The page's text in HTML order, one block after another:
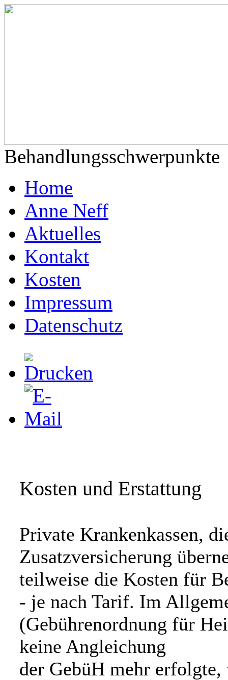
Behandlungsschwerpunkte
Home
Anne Neff
Aktuelles
Kontakt
Kosten
Impressum
Datenschutz
Kosten und Erstattung
Private Krankenkassen,
Zusatzversicherung
teilweise die Kosten für
- je nach Tarif. Im
(Gebührenordnung für
keine Angleichung
der GebüH mehr